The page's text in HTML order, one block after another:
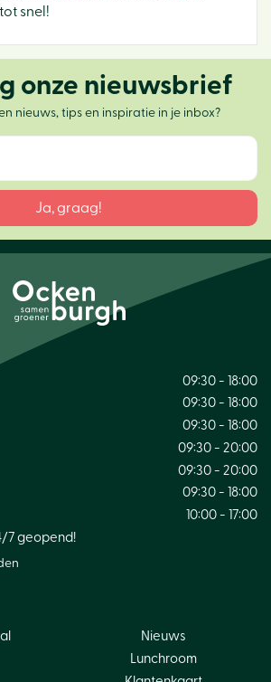
snel!
onze nieuwsbrief
nieuws, tips en inspiratie in je inbox?
09:30 - 18:00
09:30 - 18:00
09:30 - 18:00
09:30 - 20:00
09:30 - 20:00
09:30 - 18:00
10:00 - 17:00
7 geopend!
Nieuws
Lunchroom